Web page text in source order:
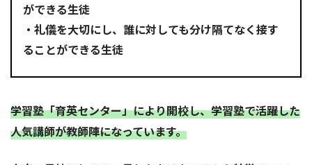
ができる生徒
・礼儀を大切にし、誰に対しても分け隔てなく接す
ることができる生徒
学習塾「育英センター」により開校し、学習塾で活躍した
人気講師が教師陣になっています。